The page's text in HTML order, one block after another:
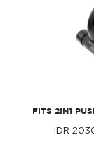
FITS 2IN1
IDR
FITS 2in1
IDR